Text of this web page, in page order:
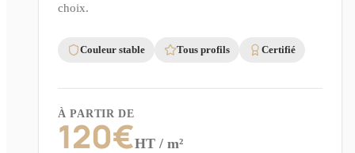
choix.
Couleur stable Tous profils Certifié
À PARTIR DE
120€HT / m²